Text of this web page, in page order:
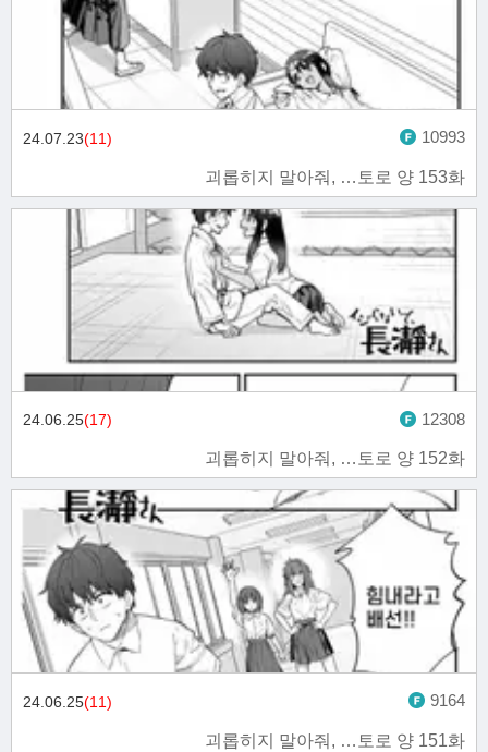
괴롭히지 말아줘, …토로 양 153화
24.07.23(11) 10993
괴롭히지 말아줘, …토로 양 152화
24.06.25(17) 12308
괴롭히지 말아줘, …토로 양 151화
24.06.25(11) 9164